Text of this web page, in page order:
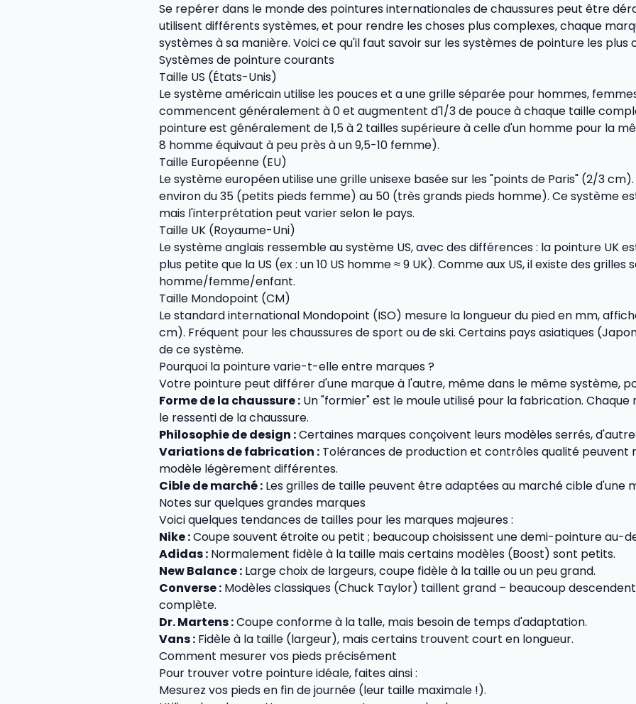
Se repérer dans le monde des pointures internationales de chaussures peut être
utilisent différents systèmes, et pour rendre les choses plus complexes, chaque
systèmes à sa manière. Voici ce qu'il faut savoir sur les systèmes de pointure les plus
Systèmes de pointure courants
Taille US (États-Unis)
Le système américain utilise les pouces et a une grille séparée pour hommes,
commencent généralement à 0 et augmentent d'1/3 de pouce à chaque taille
pointure est généralement de 1,5 à 2 tailles supérieure à celle d'un homme pour la
8 homme équivaut à peu près à un 9,5-10 femme).
Taille Européenne (EU)
Le système européen utilise une grille unisexe basée sur les "points de Paris" (2/3
environ du 35 (petits pieds femme) au 50 (très grands pieds homme). Ce système
mais l'interprétation peut varier selon le pays.
Taille UK (Royaume-Uni)
Le système anglais ressemble au système US, avec des différences : la pointure UK
plus petite que la US (ex : un 10 US homme ≈ 9 UK). Comme aux US, il existe des grilles
homme/femme/enfant.
Taille Mondopoint (CM)
Le standard international Mondopoint (ISO) mesure la longueur du pied en mm,
cm). Fréquent pour les chaussures de sport ou de ski. Certains pays asiatiques
de ce système.
Pourquoi la pointure varie-t-elle entre marques ?
Votre pointure peut différer d'une marque à l'autre, même dans le même système,
Forme de la chaussure : Un "formier" est le moule utilisé pour la fabrication. Chaque
le ressenti de la chaussure.
Philosophie de design :Certaines marques conçoivent leurs modèles serrés,
Variations de fabrication : Tolérances de production et contrôles qualité peuvent
modèle légèrement différentes.
Cible de marché : Les grilles de taille peuvent être adaptées au marché cible d'une
Notes sur quelques grandes marques
Voici quelques tendances de tailles pour les marques majeures :
Nike :Coupe souvent étroite ou petit ; beaucoup choisissent une demi-pointure au-
Adidas : Normalement fidèle à la taille mais certains modèles (Boost) sont petits.
New Balance : Large choix de largeurs, coupe fidèle à la taille ou un peu grand.
Converse : Modèles classiques (Chuck Taylor) taillent grand – beaucoup
complète.
Dr. Martens :Coupe conforme à la talle, mais besoin de temps d'adaptation.
Vans : Fidèle à la taille (largeur), mais certains trouvent court en longueur.
Comment mesurer vos pieds précisément
Pour trouver votre pointure idéale, faites ainsi :
Mesurez vos pieds en fin de journée (leur taille maximale !).